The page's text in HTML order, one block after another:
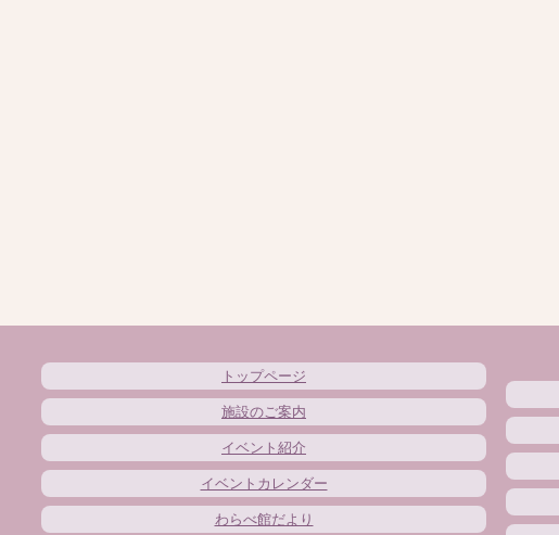
トップページ
施設のご案内
イベント紹介
イベントカレンダー
わらべ館だより